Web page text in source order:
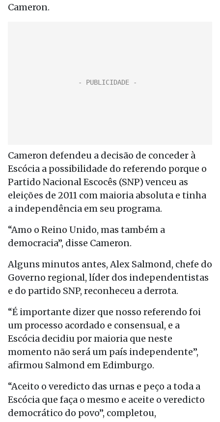
Cameron.
Cameron defendeu a decisão de conceder à
Escócia a possibilidade do referendo porque o
Partido Nacional Escocês (SNP) venceu as
eleições de 2011 com maioria absoluta e tinha
a independência em seu programa.
“Amo o Reino Unido, mas também a
democracia”, disse Cameron.
Alguns minutos antes, Alex Salmond, chefe do
Governo regional, líder dos independentistas
e do partido SNP, reconheceu a derrota.
“É importante dizer que nosso referendo foi
um processo acordado e consensual, e a
Escócia decidiu por maioria que neste
momento não será um país independente”,
afirmou Salmond em Edimburgo.
“Aceito o veredicto das urnas e peço a toda a
Escócia que faça o mesmo e aceite o veredicto
democrático do povo”, completou,